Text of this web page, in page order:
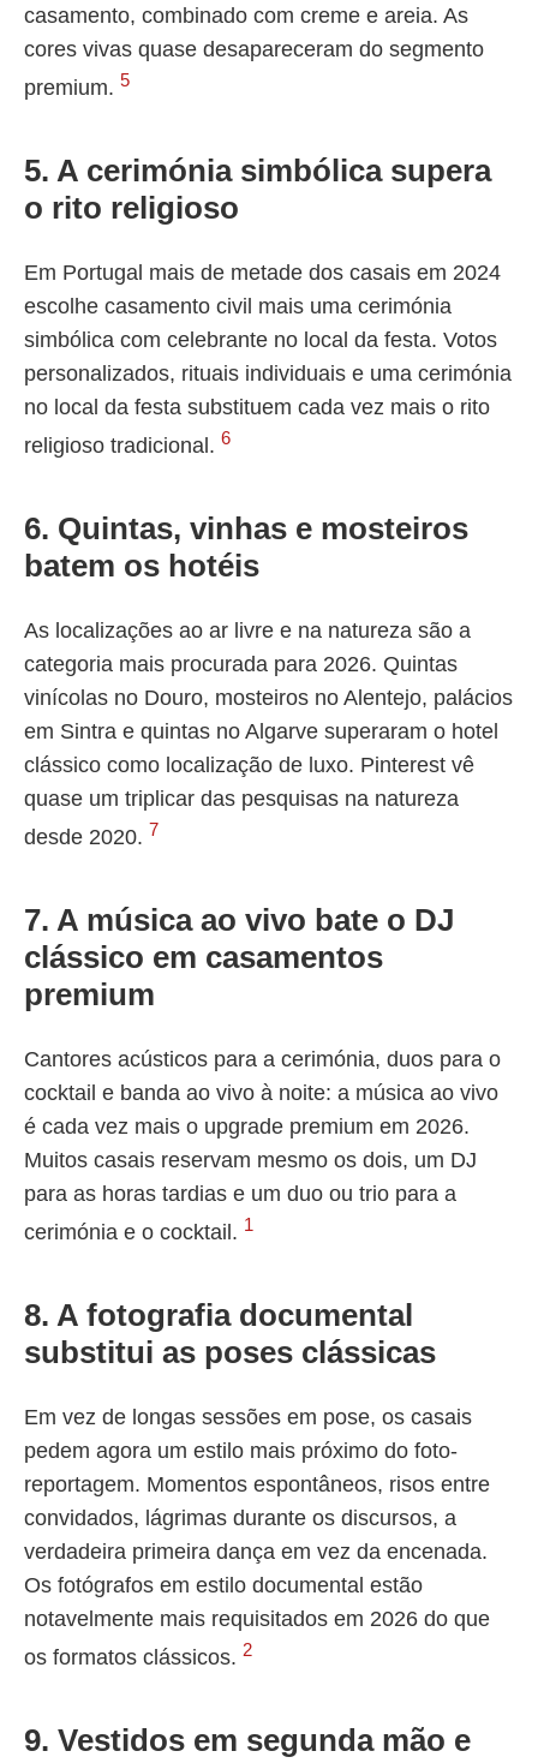
casamento, combinado com creme e areia. As
cores vivas quase desapareceram do segmento
premium. 5
5. A cerimónia simbólica supera
o rito religioso
Em Portugal mais de metade dos casais em 2024
escolhe casamento civil mais uma cerimónia
simbólica com celebrante no local da festa. Votos
personalizados, rituais individuais e uma cerimónia
no local da festa substituem cada vez mais o rito
religioso tradicional. 6
6. Quintas, vinhas e mosteiros
batem os hotéis
As localizações ao ar livre e na natureza são a
categoria mais procurada para 2026. Quintas
vinícolas no Douro, mosteiros no Alentejo, palácios
em Sintra e quintas no Algarve superaram o hotel
clássico como localização de luxo. Pinterest vê
quase um triplicar das pesquisas na natureza
desde 2020. 7
7. A música ao vivo bate o DJ
clássico em casamentos
premium
Cantores acústicos para a cerimónia, duos para o
cocktail e banda ao vivo à noite: a música ao vivo
é cada vez mais o upgrade premium em 2026.
Muitos casais reservam mesmo os dois, um DJ
para as horas tardias e um duo ou trio para a
cerimónia e o cocktail. 1
8. A fotografia documental
substitui as poses clássicas
Em vez de longas sessões em pose, os casais
pedem agora um estilo mais próximo do foto-
reportagem. Momentos espontâneos, risos entre
convidados, lágrimas durante os discursos, a
verdadeira primeira dança em vez da encenada.
Os fotógrafos em estilo documental estão
notavelmente mais requisitados em 2026 do que
os formatos clássicos. 2
9. Vestidos em segunda mão e